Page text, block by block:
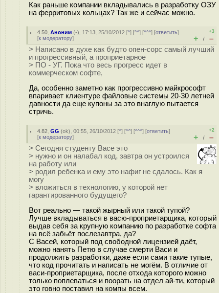
Как раньше компании вкладывались в разработку ОЗУ
на ферритовых кольцах? Так же и сейчас можно.
4.50 ,Аноним (-), 17:13, 25/10/2012 [^] [^^] [^^^] [ответить]
[к модератору]
+3
+ / –
> Написано в духе как будто опен-сорс самый лучший
и прогрессивный, а проприетарное
> ПО - УГ. Пока что весь прогресс идет в
коммерческом софте,
Да, особенно заметно как прогрессивно майкрософт
впаривает клиентуре файловые системы 20-30 летней
давности да еще купоны за это внаглую пытается
стричь.
4.82 ,GG (ok), 00:55, 26/10/2012 [^] [^^] [^^^] [ответить]
[к модератору]
+2
+ / –
> Сегодня студенту Васе это
> нужно и он налабал код, завтра он устроился
на работу или
> родил ребенка и ему это нафиг не сдалось. Как я
могу
> вложиться в технологию, у которой нет
гарантированного будущего?
Вот реально — такой жырный или такой тупой?
Лучше вкладываться в васю-проприетарщика, который
выдав себя за крупную компанию по разработке софта
на всё забьёт послезавтра, да?
С Васей, который под свободной лицензией даёт,
можно нанять Петю в случае смерти Васи и
продолжить разработки, даже если сами такие тупые,
что код прочитать и написать не могём. В отличие от
васи-проприетарщика, после отхода которого можно
только поплеваться и поорать на отдел ай-ти, который
это говно поставил на компы всем.